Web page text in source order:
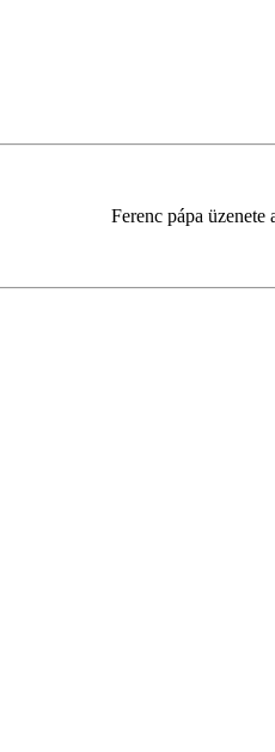
Ferenc pápa üzenete